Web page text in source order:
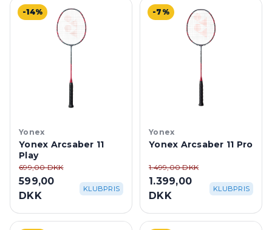
-14%
Yonex
Yonex Arcsaber 11
Play
699,00 DKK
599,00
DKK
KLUBPRIS
-7%
Yonex
Yonex Arcsaber 11 Pro
1.499,00 DKK
1.399,00
DKK
KLUBPRIS